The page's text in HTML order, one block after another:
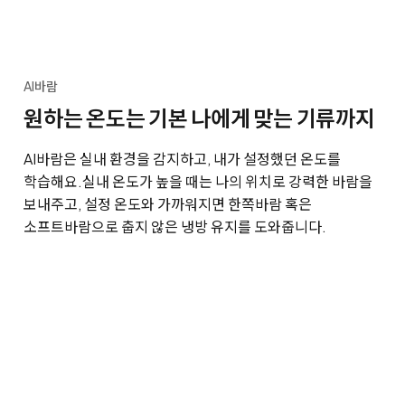
AI바람
원하는 온도는 기본 나에게 맞는 기류까지
AI바람은 실내 환경을 감지하고, 내가 설정했던 온도를
학습해요.실내 온도가 높을 때는 나의 위치로 강력한 바람을
보내주고, 설정 온도와 가까워지면 한쪽바람 혹은
소프트바람으로 춥지 않은 냉방 유지를 도와줍니다.